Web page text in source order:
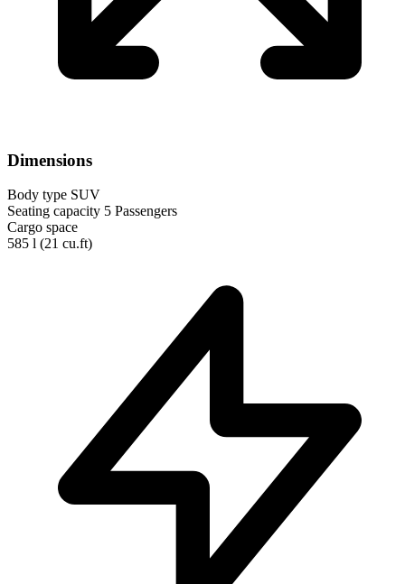
Dimensions
Body type SUV
Seating capacity 5 Passengers
Cargo space
585 l (21 cu.ft)